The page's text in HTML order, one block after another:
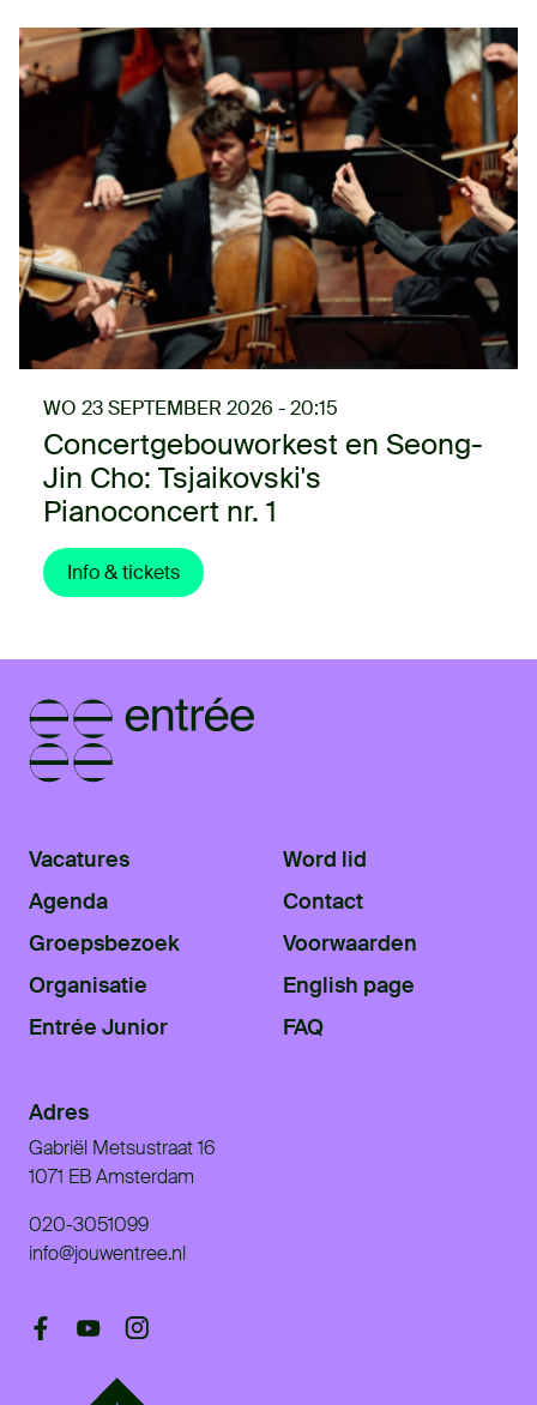
WO 23 SEPTEMBER 2026 - 20:15
Concertgebouworkest en Seong-
Jin Cho: Tsjaikovski's
Pianoconcert nr. 1
Info & tickets
Vacatures
Agenda
Groepsbezoek
Organisatie
Entrée Junior
Word lid
Contact
Voorwaarden
English page
FAQ
Adres
Gabriël Metsustraat 16
1071 EB Amsterdam
020-3051099
info@jouwentree.nl